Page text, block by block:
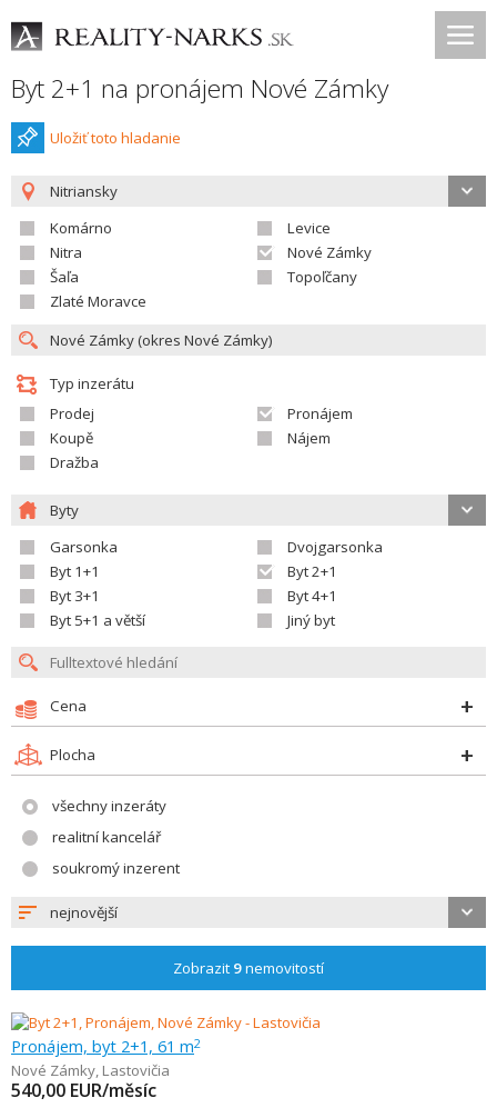
Byt 2+1 na pronájem Nové Zámky
Uložiť toto hladanie
Nitriansky
Komárno
Levice
Nitra
Nové Zámky
Šaľa
Topoľčany
Zlaté Moravce
Typ inzerátu
Prodej
Pronájem
Koupě
Nájem
Dražba
Byty
Garsonka
Dvojgarsonka
Byt 1+1
Byt 2+1
Byt 3+1
Byt 4+1
Byt 5+1 a větší
Jiný byt
Cena
Plocha
všechny inzeráty
realitní kancelář
soukromý inzerent
nejnovější
Zobrazit 9nemovitostí
Pronájem, byt 2+1, 61 m2
Nové Zámky, Lastovičia
540,00 EUR/měsíc